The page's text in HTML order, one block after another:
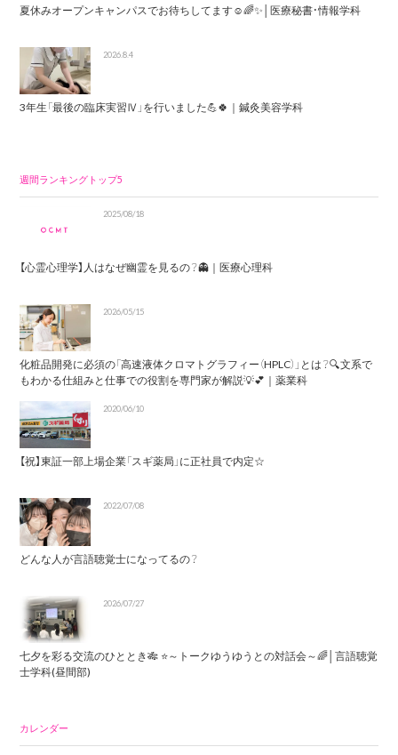
夏休みオープンキャンパスでお待ちしてます☺️🌈✨│医療秘書・情報学科
2026.8.4
3年生「最後の臨床実習Ⅳ」を行いました💪🍀｜鍼灸美容学科
週間ランキングトップ5
2025/08/18
【心霊心理学】人はなぜ幽霊を見るの？👻｜医療心理科
2026/05/15
化粧品開発に必須の「高速液体クロマトグラフィー（HPLC）」とは？🔍文系で
もわかる仕組みと仕事での役割を専門家が解説💡💕｜薬業科
2020/06/10
【祝】東証一部上場企業「スギ薬局」に正社員で内定☆
2022/07/08
どんな人が言語聴覚士になってるの？
2026/07/27
七夕を彩る交流のひととき🎋 ⭐～トークゆうゆうとの対話会～🌈│言語聴覚
士学科(昼間部)
カレンダー